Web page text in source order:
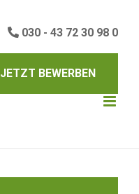
030 - 43 72 30 98 0
JETZT BEWERBEN